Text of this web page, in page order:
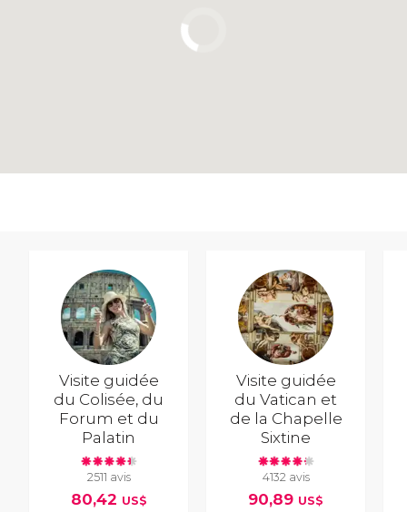
Visite guidée
du Colisée, du
Forum et du
Palatin
2511 avis
80,42 US$
Visite guidée
du Vatican et
de la Chapelle
Sixtine
4132 avis
90,89 US$